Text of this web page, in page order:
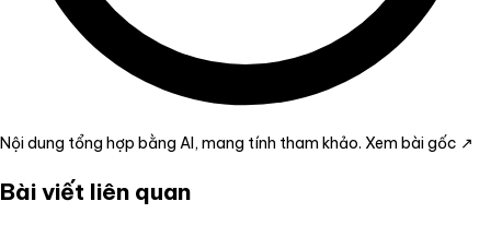
Nội dung tổng hợp bằng AI, mang tính tham khảo. Xem bài gốc ↗
Bài viết liên quan